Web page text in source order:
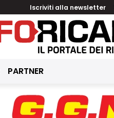
Iscriviti alla newsletter
PARTNER